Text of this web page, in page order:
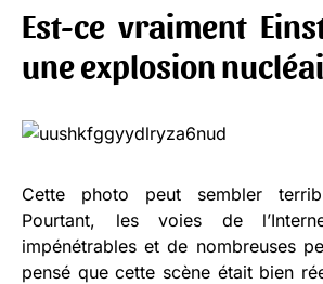
Est-ce vraiment
une explosion
Cette photo peut sembler
Pourtant, les voies de
impénétrables et de nombreuses
pensé que cette scène était bien